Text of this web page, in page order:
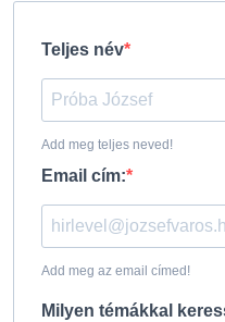
Teljes név
Add meg teljes neved!
Email cím:
Add meg az email címed!
Milyen témákkal